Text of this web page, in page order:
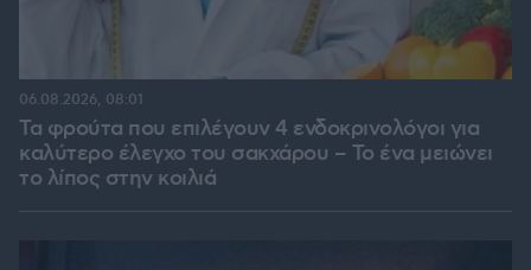
Τα φρούτα που επιλέγουν 4 ενδοκρινολόγοι για
καλύτερο έλεγχο του σακχάρου – Το ένα μειώνει
το λίπος στην κοιλιά
06.08.2026, 08:01